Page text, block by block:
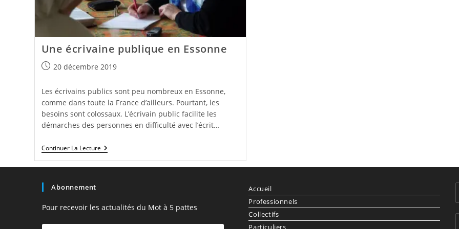
Une écrivaine publique en Essonne
Publication
20 décembre 2019
Les écrivains publics sont peu nombreux en Essonne,
comme dans toute la France d’ailleurs. Pourtant, les
besoins sont colossaux. L’écrivain public facilite les
démarches des personnes en difficulté avec l’écrit…
Continuer La LectureUne
Écrivaine
Publique
Abonnement
Pour recevoir les actualités du Mot à 5 pattes
Accueil
Professionnels
Collectifs
Particuliers